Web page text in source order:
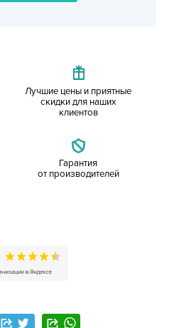
Лучшие цены и приятные
скидки для наших
клиентов
Гарантия
от производителей